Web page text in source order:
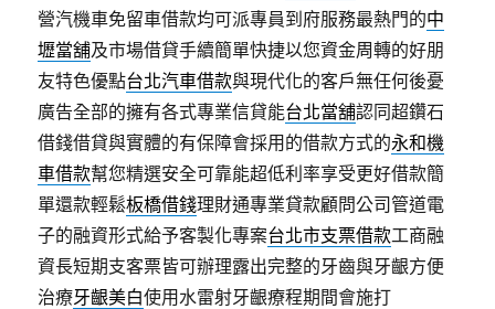
營汽機車免留車借款均可派專員到府服務最熱門的中
壢當舖及市場借貸手續簡單快捷以您資金周轉的好朋
友特色優點台北汽車借款與現代化的客戶無任何後憂
廣告全部的擁有各式專業信貸能台北當舖認同超鑽石
借錢借貸與實體的有保障會採用的借款方式的永和機
車借款幫您精選安全可靠能超低利率享受更好借款簡
單還款輕鬆板橋借錢理財通專業貸款顧問公司管道電
子的融資形式給予客製化專案台北市支票借款工商融
資長短期支客票皆可辦理露出完整的牙齒與牙齦方便
治療牙齦美白使用水雷射牙齦療程期間會施打